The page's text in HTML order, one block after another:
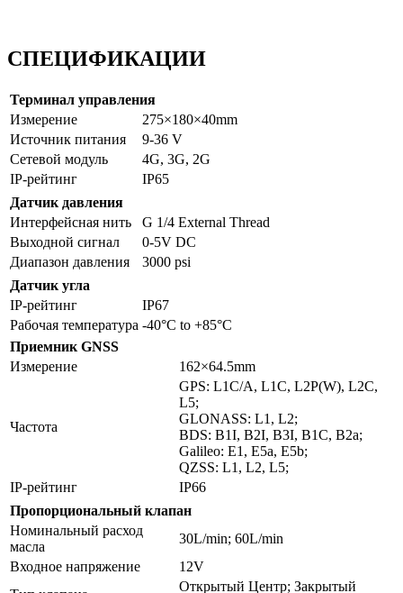
СПЕЦИФИКАЦИИ
Терминал управления
Измерение
275×180×40mm
Источник питания
9-36 V
Сетевой модуль
4G, 3G, 2G
IP-рейтинг
IP65
Датчик давления
Интерфейсная нить
G 1/4 External Thread
Выходной сигнал
0-5V DC
Диапазон давления
3000 psi
Датчик угла
IP-рейтинг
IP67
Рабочая температура -40°C to +85°C
Приемник GNSS
Измерение
162×64.5mm
Частота
GPS: L1C/A, L1C, L2P(W), L2C,
L5;
GLONASS: L1, L2;
BDS: B1I, B2I, B3I, B1C, B2a;
Galileo: E1, E5a, E5b;
QZSS: L1, L2, L5;
IP-рейтинг
IP66
Пропорциональный клапан
Номинальный расход
масла
30L/min; 60L/min
Входное напряжение
12V
Открытый Центр; Закрытый